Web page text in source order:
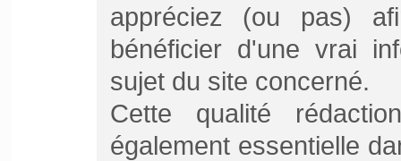
appréciez (ou pas)
bénéficier d'une vrai
sujet du site concerné.
Cette qualité
également essentielle